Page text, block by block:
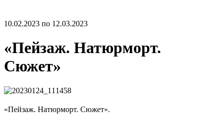
10.02.2023 по 12.03.2023
«Пейзаж. Натюрморт.
Сюжет»
«Пейзаж. Натюрморт. Сюжет».